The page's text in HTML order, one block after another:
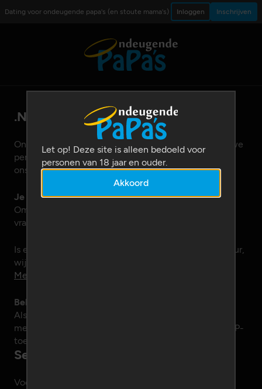
Dating voor ondeugende papa's (en stoute mama's) Inloggen Inschrijven
.NET programmeur(s) gezocht!
Ons bedrijf groeit enorm de laatste tijd. Daarom zijn we
per direct op zoek naar .NET programmeurs (m/v) om
ons team te versterken.
Je kunt ons helpen..!
Omdat goede programmeurs moeilijk te vinden zijn,
vragen wij onze deelnemers een handje te helpen.
Is een broer, zus, vriend of buurman .NET programmeur,
wijs hem of haar dan op deze vacature:
Medior/Senior .NET Developer
Beloning
Als hij of zij bij ons komt werken, dan belonen wij je
met maar liefst 1.000 euro tipgeld en een jaar lang VIP-
toegang.
Sexydatingnetworks-shop.nl
Voortaan kan men bij ons ook terecht voor
Let op! Deze site is alleen bedoeld voor
personen van 18 jaar en ouder.
Akkoord